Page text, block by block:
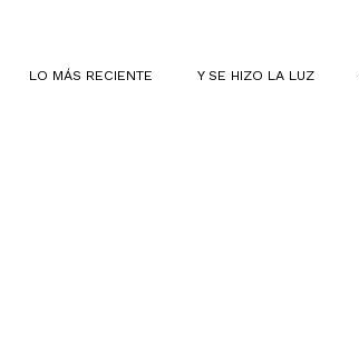
LO MÁS RECIENTE Y SE HIZO LA LUZ